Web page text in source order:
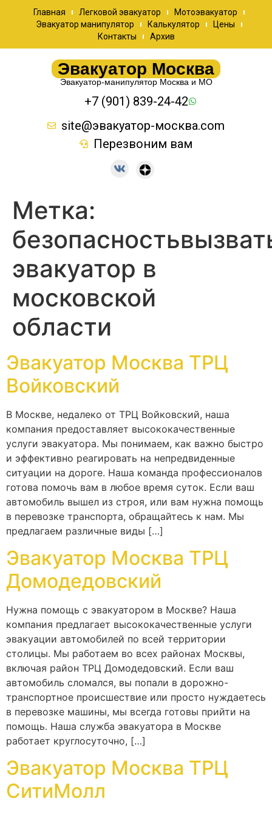
Главная Легковой эвакуатор
Мотоэвакуатор
Эвакуатор манипулятор
Калькулятор
Цены
Контакты
Архив
Эвакуатор Москва
Эвакуатор-манипулятор Москва и МО
+7 (901) 839-24-42
site@эвакуатор-москва.com
Перезвоним вам
Метка:
эвакуатор в
московской
области
Эвакуатор Москва ТРЦ
Войковский
В Москве, недалеко от ТРЦ Войковский, наша
компания предоставляет высококачественные
услуги эвакуатора. Мы понимаем, как важно быстро
и эффективно реагировать на непредвиденные
ситуации на дороге. Наша команда профессионалов
готова помочь вам в любое время суток. Если ваш
автомобиль вышел из строя, или вам нужна помощь
в перевозке транспорта, обращайтесь к нам. Мы
предлагаем различные виды […]
Эвакуатор Москва ТРЦ
Домодедовский
Нужна помощь с эвакуатором в Москве? Наша
компания предлагает высококачественные услуги
эвакуации автомобилей по всей территории
столицы. Мы работаем во всех районах Москвы,
включая район ТРЦ Домодедовский. Если ваш
автомобиль сломался, вы попали в дорожно-
транспортное происшествие или просто нуждаетесь
в перевозке машины, мы всегда готовы прийти на
помощь. Наша служба эвакуатора в Москве
работает круглосуточно, […]
Эвакуатор Москва ТРЦ
СитиМолл